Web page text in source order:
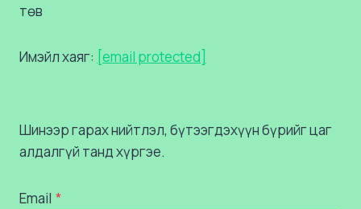
төв
Имэйл хаяг: [email protected]
Шинээр гарах нийтлэл, бүтээгдэхүүн бүрийг цаг
алдалгүй танд хүргэе.
Email *